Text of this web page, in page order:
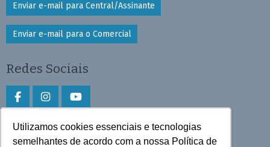
Utilizamos cookies essenciais e tecnologias
semelhantes de acordo com a nossa Política de
Enviar e-mail para Central/Assinante
Enviar e-mail para o Comercial
Redes Sociais
Faça download do aplicativo